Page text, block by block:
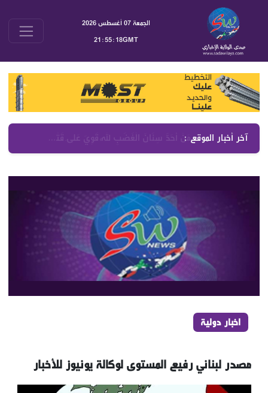
الجمعة 07 أغسطس 2026
21:55:18GMT
آخر أخبار الموقع : الشعب اليمني في مواجهة الحصار عندما تتحول لقمة العيش إلى أداة ضغط سياسي
اخبار دولية
مصدر لبناني رفيع المستوى لوكالة يونيوز للأخبار